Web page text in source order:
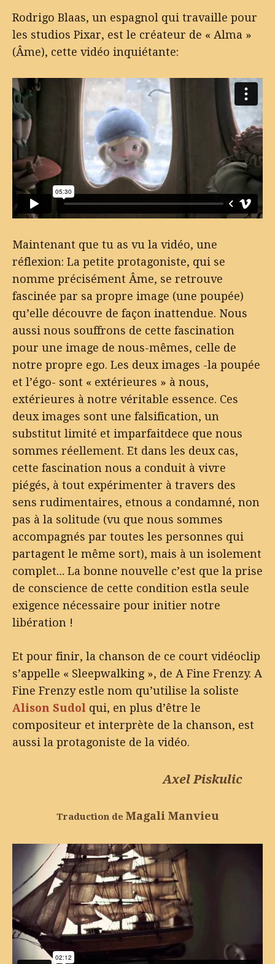
Rodrigo Blaas, un espagnol qui travaille pour
les studios Pixar, est le créateur de « Alma »
(Âme), cette vidéo inquiétante:
Maintenant que tu as vu la vidéo, une
réflexion: La petite protagoniste, qui se
nomme précisément Âme, se retrouve
fascinée par sa propre image (une poupée)
qu’elle découvre de façon inattendue. Nous
aussi nous souffrons de cette fascination
pour une image de nous-mêmes, celle de
notre propre ego. Les deux images -la poupée
et l’égo- sont « extérieures » à nous,
extérieures à notre véritable essence. Ces
deux images sont une falsification, un
substitut limité et imparfaitdece que nous
sommes réellement. Et dans les deux cas,
cette fascination nous a conduit à vivre
piégés, à tout expérimenter à travers des
sens rudimentaires, etnous a condamné, non
pas à la solitude (vu que nous sommes
accompagnés par toutes les personnes qui
partagent le même sort), mais à un isolement
complet… La bonne nouvelle c’est que la prise
de conscience de cette condition estla seule
exigence nécessaire pour initier notre
libération !
Et pour finir, la chanson de ce court vidéoclip
s’appelle « Sleepwalking », de A Fine Frenzy. A
Fine Frenzy estle nom qu’utilise la soliste
Alison Sudol qui, en plus d’être le
compositeur et interprète de la chanson, est
aussi la protagoniste de la vidéo.
Axel Piskulic
Traduction de Magali Manvieu